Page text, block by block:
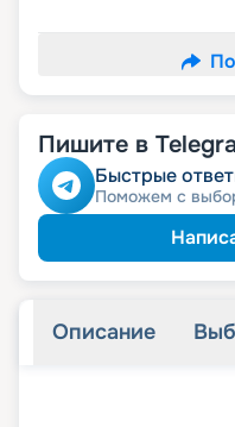
Пишите в
Быстрые
Поможем с
Описание